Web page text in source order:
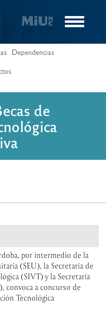
Toggle
Dependencias
de
por intermedio de la
(SEU), la Secretaría de
(SIVT) y la Secretaría
convoca a concurso de
Tecnológica